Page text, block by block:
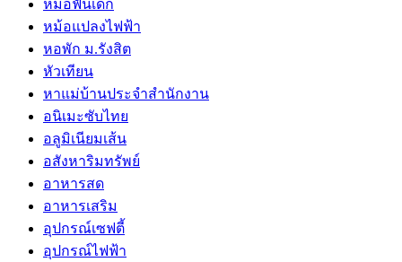
หมอฟันเด็ก
หม้อแปลงไฟฟ้า
หอพัก ม.รังสิต
หัวเทียน
หาแม่บ้านประจำสำนักงาน
อนิเมะซับไทย
อลูมิเนียมเส้น
อสังหาริมทรัพย์
อาหารสด
อาหารเสริม
อุปกรณ์เซฟตี้
อุปกรณ์ไฟฟ้า